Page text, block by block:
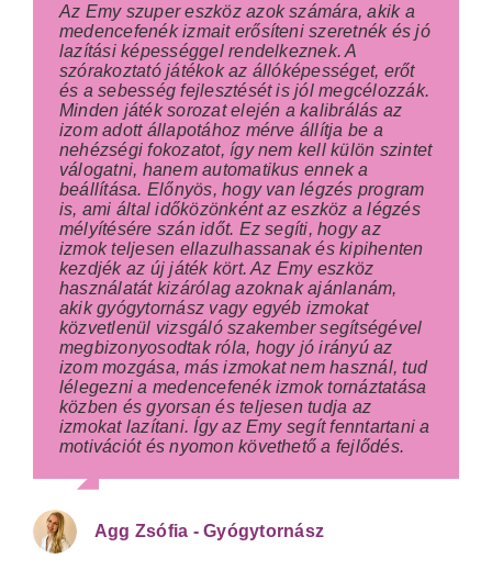
Az Emy szuper eszköz azok számára, akik a
medencefenék izmait erősíteni szeretnék és jó
lazítási képességgel rendelkeznek. A
szórakoztató játékok az állóképességet, erőt
és a sebesség fejlesztését is jól megcélozzák.
Minden játék sorozat elején a kalibrálás az
izom adott állapotához mérve állítja be a
nehézségi fokozatot, így nem kell külön szintet
válogatni, hanem automatikus ennek a
beállítása. Előnyös, hogy van légzés program
is, ami által időközönként az eszköz a légzés
mélyítésére szán időt. Ez segíti, hogy az
izmok teljesen ellazulhassanak és kipihenten
kezdjék az új játék kört. Az Emy eszköz
használatát kizárólag azoknak ajánlanám,
akik gyógytornász vagy egyéb izmokat
közvetlenül vizsgáló szakember segítségével
megbizonyosodtak róla, hogy jó irányú az
izom mozgása, más izmokat nem használ, tud
lélegezni a medencefenék izmok tornáztatása
közben és gyorsan és teljesen tudja az
izmokat lazítani. Így az Emy segít fenntartani a
motivációt és nyomon követhető a fejlődés.
Agg Zsófia - Gyógytornász